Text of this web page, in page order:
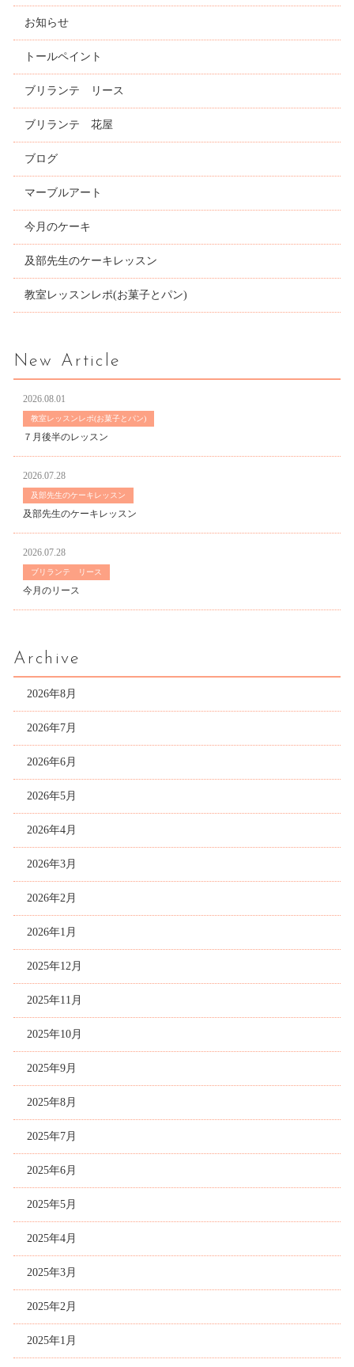
お知らせ
トールペイント
ブリランテ リース
ブリランテ 花屋
ブログ
マーブルアート
今月のケーキ
及部先生のケーキレッスン
教室レッスンレポ(お菓子とパン)
New Article
2026.08.01
教室レッスンレポ(お菓子とパン)
７月後半のレッスン
2026.07.28
及部先生のケーキレッスン
及部先生のケーキレッスン
2026.07.28
ブリランテ リース
今月のリース
Archive
2026年8月
2026年7月
2026年6月
2026年5月
2026年4月
2026年3月
2026年2月
2026年1月
2025年12月
2025年11月
2025年10月
2025年9月
2025年8月
2025年7月
2025年6月
2025年5月
2025年4月
2025年3月
2025年2月
2025年1月